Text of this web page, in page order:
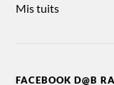
Mis tuits
FACEBOOK D@B